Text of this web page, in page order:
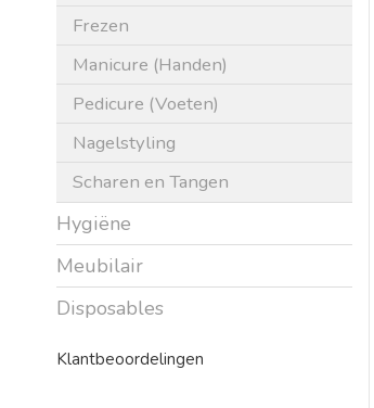
Frezen
Manicure (Handen)
Pedicure (Voeten)
Nagelstyling
Scharen en Tangen
Hygiëne
Meubilair
Disposables
Klantbeoordelingen